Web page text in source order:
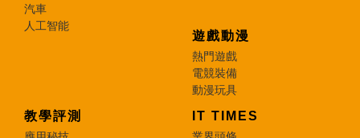
汽車
人工智能
遊戲動漫
熱門遊戲
電競裝備
動漫玩具
教學評測 IT TIMES